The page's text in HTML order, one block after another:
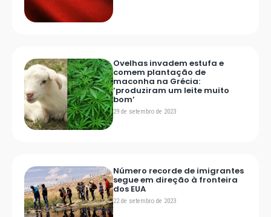
Ovelhas invadem estufa e
comem plantação de
maconha na Grécia:
‘produziram um leite muito
bom’
29 de setembro de 2023
Número recorde de imigrantes
segue em direção à fronteira
dos EUA
22 de setembro de 2023